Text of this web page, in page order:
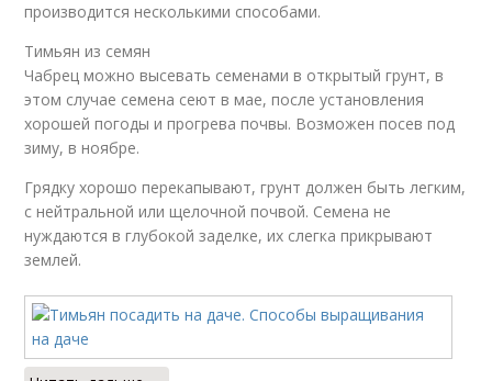
производится несколькими способами.
Тимьян из семян
Чабрец можно высевать семенами в открытый грунт, в
этом случае семена сеют в мае, после установления
хорошей погоды и прогрева почвы. Возможен посев под
зиму, в ноябре.
Грядку хорошо перекапывают, грунт должен быть легким,
с нейтральной или щелочной почвой. Семена не
нуждаются в глубокой заделке, их слегка прикрывают
землей.